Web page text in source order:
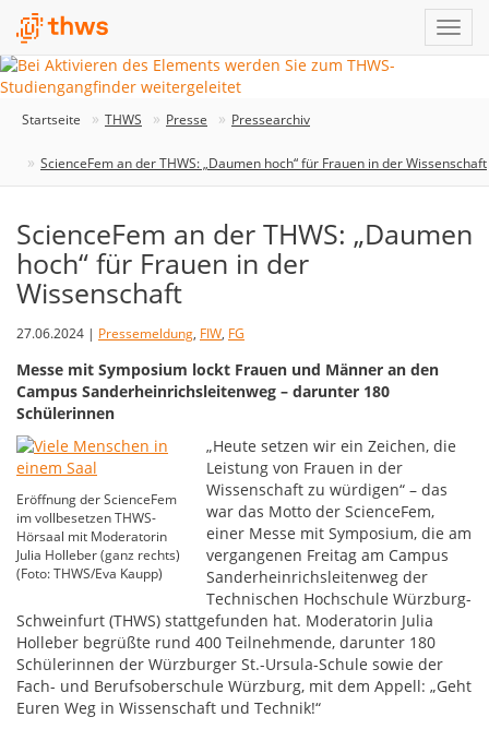
Startseite THWS Presse Pressearchiv
ScienceFem an der THWS: „Daumen hoch“ für Frauen in der Wissenschaft
ScienceFem an der THWS: „Daumen
hoch“ für Frauen in der
Wissenschaft
27.06.2024 | Pressemeldung, FIW, FG
Messe mit Symposium lockt Frauen und Männer an den
Campus Sanderheinrichsleitenweg – darunter 180
Schülerinnen
Eröffnung der ScienceFem
im vollbesetzen THWS-
Hörsaal mit Moderatorin
Julia Holleber (ganz rechts)
(Foto: THWS/Eva Kaupp)
„Heute setzen wir ein Zeichen, die
Leistung von Frauen in der
Wissenschaft zu würdigen“ – das
war das Motto der ScienceFem,
einer Messe mit Symposium, die am
vergangenen Freitag am Campus
Sanderheinrichsleitenweg der
Technischen Hochschule Würzburg-
Schweinfurt (THWS) stattgefunden hat. Moderatorin Julia
Holleber begrüßte rund 400 Teilnehmende, darunter 180
Schülerinnen der Würzburger St.-Ursula-Schule sowie der
Fach- und Berufsoberschule Würzburg, mit dem Appell: „Geht
Euren Weg in Wissenschaft und Technik!“